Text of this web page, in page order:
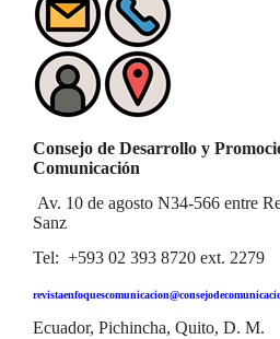
Consejo de Desarrollo y
Comunicación
Av. 10 de agosto N34-566 entre
Sanz
Tel: +593 02 393 8720 ext. 2279
Ecuador, Pichincha, Quito, D. M.